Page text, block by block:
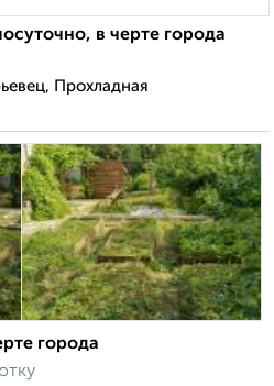
в черте города
Прохладная
города